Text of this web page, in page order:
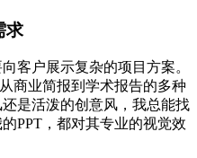
求
客户展示复杂的项目方案。
商业简报到学术报告的多种
是活泼的创意风，我总能找
PPT，都对其专业的视觉效